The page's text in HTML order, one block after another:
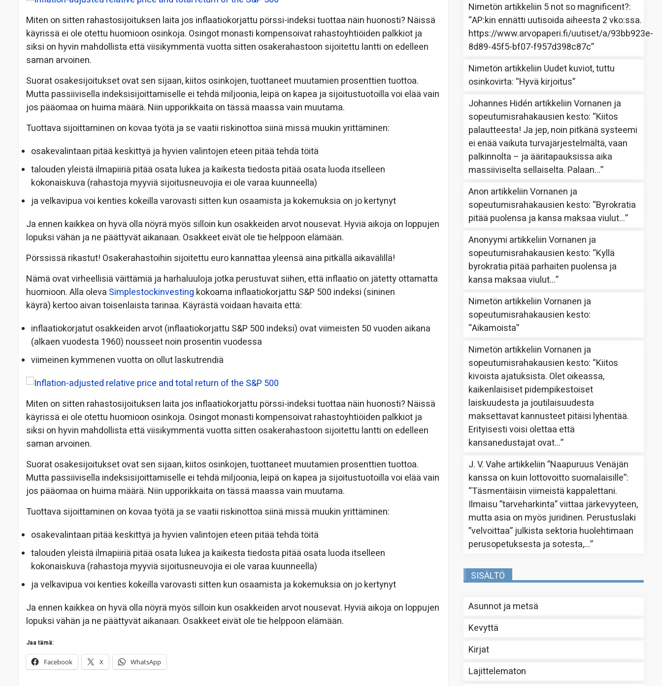
Miten on sitten rahastosijoituksen laita jos inflaatiokorjattu pörssi-indeksi tuottaa näin huonosti? Näissä
käyrissä ei ole otettu huomioon osinkoja. Osingot monasti kompensoivat rahastoyhtiöiden palkkiot ja
siksi on hyvin mahdollista että viisikymmentä vuotta sitten osakerahastoon sijoitettu lantti on edelleen
saman arvoinen.
Suorat osakesijoitukset ovat sen sijaan, kiitos osinkojen, tuottaneet muutamien prosenttien tuottoa.
Mutta passiivisella indeksisijoittamiselle ei tehdä miljoonia, leipä on kapea ja sijoitustuotoilla voi elää vain
jos pääomaa on huima määrä. Niin upporikkaita on tässä maassa vain muutama.
Tuottava sijoittaminen on kovaa työtä ja se vaatii riskinottoa siinä missä muukin yrittäminen:
osakevalintaan pitää keskittyä ja hyvien valintojen eteen pitää tehdä töitä
talouden yleistä ilmapiiriä pitää osata lukea ja kaikesta tiedosta pitää osata luoda itselleen
kokonaiskuva (rahastoja myyviä sijoitusneuvojia ei ole varaa kuunneella)
ja velkavipua voi kenties kokeilla varovasti sitten kun osaamista ja kokemuksia on jo kertynyt
Ja ennen kaikkea on hyvä olla nöyrä myös silloin kun osakkeiden arvot nousevat. Hyviä aikoja on loppujen
lopuksi vähän ja ne päättyvät aikanaan. Osakkeet eivät ole tie helppoon elämään.
Pörssissä rikastut! Osakerahastoihin sijoitettu euro kannattaa yleensä aina pitkällä aikavälillä!
Nämä ovat virheellisiä väittämiä ja harhaluuloja jotka perustuvat siihen, että inflaatio on jätetty ottamatta
huomioon. Alla oleva Simplestockinvesting kokoama inflaatiokorjattu S&P 500 indeksi (sininen
käyrä) kertoo aivan toisenlaista tarinaa. Käyrästä voidaan havaita että:
inflaatiokorjatut osakkeiden arvot (inflaatiokorjattu S&P 500 indeksi) ovat viimeisten 50 vuoden aikana
(alkaen vuodesta 1960) nousseet noin prosentin vuodessa
viimeinen kymmenen vuotta on ollut laskutrendiä
Miten on sitten rahastosijoituksen laita jos inflaatiokorjattu pörssi-indeksi tuottaa näin huonosti? Näissä
käyrissä ei ole otettu huomioon osinkoja. Osingot monasti kompensoivat rahastoyhtiöiden palkkiot ja
siksi on hyvin mahdollista että viisikymmentä vuotta sitten osakerahastoon sijoitettu lantti on edelleen
saman arvoinen.
Suorat osakesijoitukset ovat sen sijaan, kiitos osinkojen, tuottaneet muutamien prosenttien tuottoa.
Mutta passiivisella indeksisijoittamiselle ei tehdä miljoonia, leipä on kapea ja sijoitustuotoilla voi elää vain
jos pääomaa on huima määrä. Niin upporikkaita on tässä maassa vain muutama.
Tuottava sijoittaminen on kovaa työtä ja se vaatii riskinottoa siinä missä muukin yrittäminen:
osakevalintaan pitää keskittyä ja hyvien valintojen eteen pitää tehdä töitä
talouden yleistä ilmapiiriä pitää osata lukea ja kaikesta tiedosta pitää osata luoda itselleen
kokonaiskuva (rahastoja myyviä sijoitusneuvojia ei ole varaa kuunneella)
ja velkavipua voi kenties kokeilla varovasti sitten kun osaamista ja kokemuksia on jo kertynyt
Ja ennen kaikkea on hyvä olla nöyrä myös silloin kun osakkeiden arvot nousevat. Hyviä aikoja on loppujen
lopuksi vähän ja ne päättyvät aikanaan. Osakkeet eivät ole tie helppoon elämään.
Jaa tämä:
Facebook X WhatsApp
Nimetön artikkeliin 5 not so magnificent?:
“AP:kin ennätti uutisoida aiheesta 2 vko:ssa.
https://www.arvopaperi.fi/uutiset/a/93bb923e-
8d89-45f5-bf07-f957d398c87c”
Nimetön artikkeliin Uudet kuviot, tuttu
osinkovirta: “Hyvä kirjoitus”
Johannes Hidén artikkeliinVornanen ja
sopeutumisrahakausien kesto: “Kiitos
palautteesta! Ja jep, noin pitkänä systeemi
ei enää vaikuta turvajärjestelmältä, vaan
palkinnolta – ja ääritapauksissa aika
massiiviselta sellaiselta. Palaan…”
Anon artikkeliinVornanen ja
sopeutumisrahakausien kesto: “Byrokratia
pitää puolensa ja kansa maksaa viulut…”
Anonyymi artikkeliinVornanen ja
sopeutumisrahakausien kesto: “Kyllä
byrokratia pitää parhaiten puolensa ja
kansa maksaa viulut…”
Nimetön artikkeliinVornanen ja
sopeutumisrahakausien kesto:
“Aikamoista”
Nimetön artikkeliinVornanen ja
sopeutumisrahakausien kesto: “Kiitos
kivoista ajatuksista. Olet oikeassa,
kaikenlaisiset pidempikestoiset
laiskuudesta ja joutilaisuudesta
maksettavat kannusteet pitäisi lyhentää.
Erityisesti voisi olettaa että
kansanedustajat ovat…”
J. V. Vahe artikkeliin”Naapuruus Venäjän
kanssa on kuin lottovoitto suomalaisille”:
“Täsmentäisin viimeistä kappalettani.
Ilmaisu ”tarveharkinta” viittaa järkevyyteen,
mutta asia on myös juridinen. Perustuslaki
”velvoittaa” julkista sektoria huolehtimaan
perusopetuksesta ja sotesta,…”
SISÄLTÖ
Asunnot ja metsä
Kevyttä
Kirjat
Lajittelematon